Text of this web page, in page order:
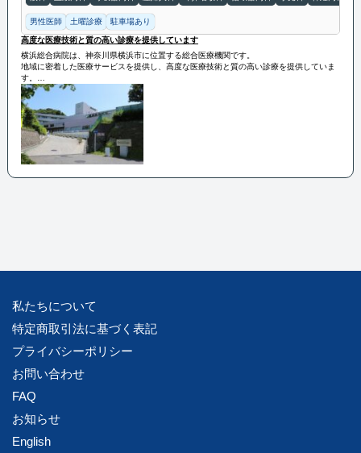
男性医師 土曜診療 駐車場あり
高度な医療技術と質の高い診療を提供しています
横浜総合病院は、神奈川県横浜市に位置する総合医療機関です。
地域に密着した医療サービスを提供し、高度な医療技術と質の高い診療を提供していま
す。
専門医による診療や最新の医療機器を活用した診断・治療が行われ、地域の健康増進に
貢献しています。
また、救急医療やがん治療、心臓血管疾患など、幅広い診療科目をカバーしており、患
者様のニーズに応える体制が整っています。
私たちについて
特定商取引法に基づく表記
プライバシーポリシー
お問い合わせ
FAQ
お知らせ
English